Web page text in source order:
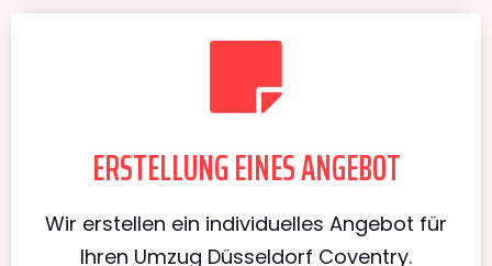
ERSTELLUNG EINES ANGEBOT
Wir erstellen ein individuelles Angebot für
Ihren Umzug Düsseldorf Coventry.